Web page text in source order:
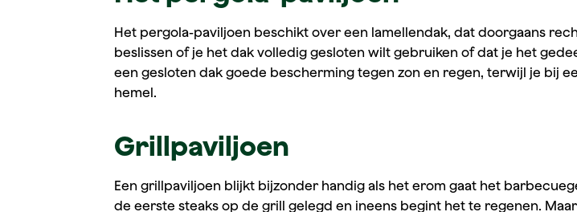
Het pergola-paviljoen beschikt over een lamellendak, dat doorgaans
beslissen of je het dak volledig gesloten wilt gebruiken of dat je het
een gesloten dak goede bescherming tegen zon en regen, terwijl je bij
hemel.
Grillpaviljoen
Een grillpaviljoen blijkt bijzonder handig als het erom gaat het
de eerste steaks op de grill gelegd en ineens begint het te regenen.